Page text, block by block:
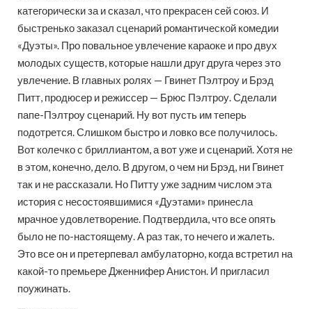
категорически за и сказал, что прекрасен сей союз. И
быстренько заказал сценарий романтической комедии
«Дуэты». Про повальное увлечение караоке и про двух
молодых существ, которые нашли друг друга через это
увлечение. В главных ролях — Гвинет Пэлтроу и Брэд
Питт, продюсер и режиссер — Брюс Пэлтроу. Сделали
папе-Пэлтроу сценарий. Ну вот пусть им теперь
подотрется. Слишком быстро и ловко все получилось.
Вот колечко с бриллиантом, а вот уже и сценарий. Хотя не
в этом, конечно, дело. В другом, о чем ни Брэд, ни Гвинет
так и не рассказали. Но Питту уже задним числом эта
история с несостоявшимися «Дуэтами» принесла
мрачное удовлетворение. Подтвердила, что все опять
было не по-настоящему. А раз так, то нечего и жалеть.
Это все он и претерпевал амбулаторно, когда встретил на
какой-то премьере Дженнифер Анистон. И пригласил
поужинать.